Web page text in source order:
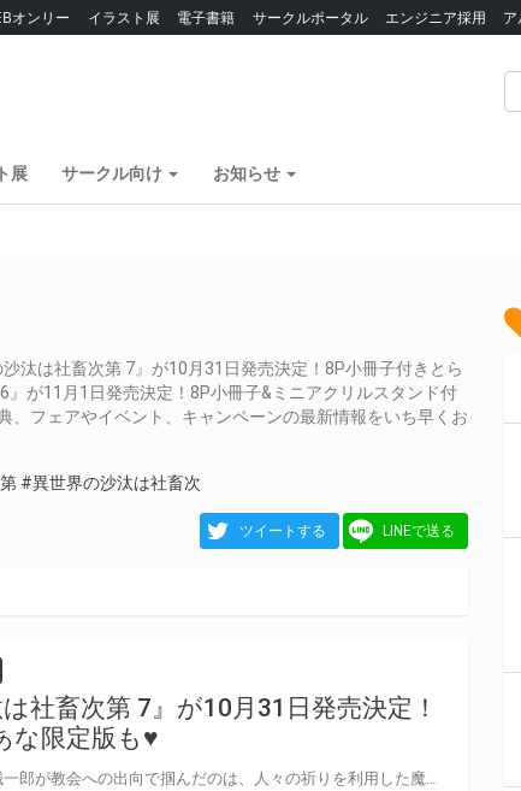
オンリー イラスト展 電子書籍 サークルポータル エンジニア採用
展 サークル向け お知らせ
汰は社畜次第 7』が10月31日発売決定！8P小冊子付きとら
が11月1日発売決定！8P小冊子&ミニアクリルスタンド付
フェアやイベント、キャンペーンの最新情報をいち早くお
#異世界の沙汰は社畜次
ツイートする LINEで送る
社畜次第 7』が10月31日発売決定！
な限定版も♥